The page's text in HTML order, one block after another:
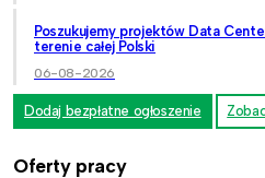
Poszukujemy projektów Data
terenie całej Polski
06-08-2026
Dodaj bezpłatne ogłoszenie
Oferty pracy